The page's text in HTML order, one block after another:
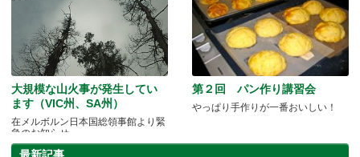
大規模な山火事が発生してい
ます（VIC州、SA州）
在メルボルン日本国総領事館より緊
急のお知らせ
第２回 パン作り講習会
やっぱり手作りが一番おいしい！
最新記事